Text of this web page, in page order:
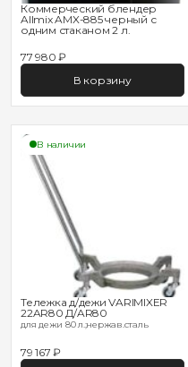
Коммерческий блендер
Allmix AMX-885 черный с
одним стаканом 2 л.
77 980 ₽
В корзину
В наличии
Тележка д/дежи VARIMIXER
22AR80 Д/AR80
для дежи 80 л.;нержав.сталь
79 167 ₽